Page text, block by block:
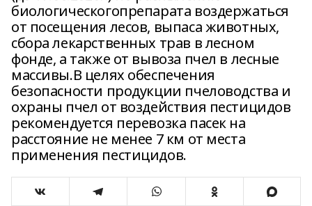
биологическогопрепарата воздержаться
от посещения лесов, выпаса животных,
сбора лекарственных трав в лесном
фонде, а также от вывоза пчел в лесные
массивы.В целях обеспечения
безопасности продукции пчеловодства и
охраны пчел от воздействия пестицидов
рекомендуется перевозка пасек на
расстояние не менее 7 км от места
применения пестицидов.